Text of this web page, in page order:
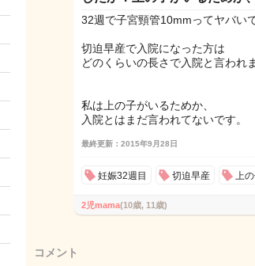
32週で子宮頸管10mmってヤバい
切迫早産で入院になった方は
どのくらいの長さで入院と言われ
私は上の子がいるためか、
入院とはまだ言われてないです。
最終更新：2015年9月28日
妊娠32週目 切迫早産 上
2児mama(10歳, 11歳)
コメント